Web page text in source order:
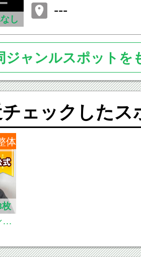
し
---
ジャンルスポットを
ェックしたス
体
枚